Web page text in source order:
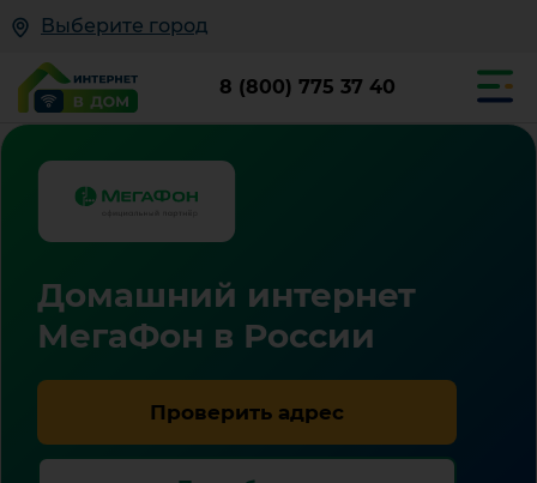
Выберите город
8 (800) 775 37 40
Домашний интернет
МегаФон в России
Проверить адрес